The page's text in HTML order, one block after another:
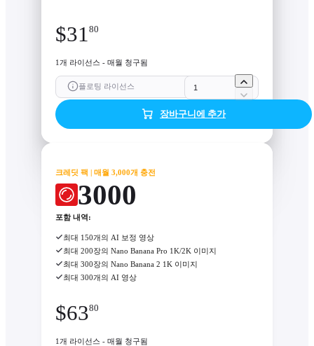
$31 80
1개 라이선스 - 매월 청구됨
플로팅 라이선스
장바구니에 추가
크레딧 팩 | 매월 3,000개 충전
3000
포함 내역:
최대 150개의 AI 보정 영상
최대 200장의 Nano Banana Pro 1K/2K 이미지
최대 300장의 Nano Banana 2 1K 이미지
최대 300개의 AI 영상
$6380
1개 라이선스 - 매월 청구됨